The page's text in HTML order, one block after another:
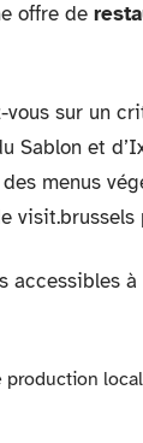
offre de
sur un
Sablon et
menus